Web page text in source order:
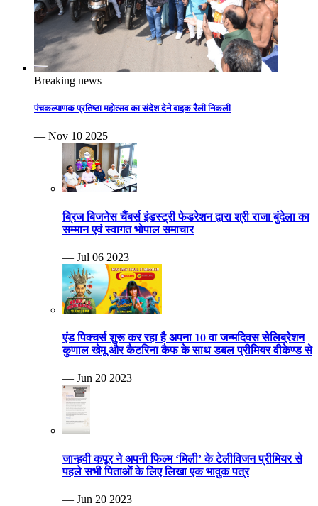
Breaking news
पंचकल्याणक प्रतिष्ठा महोत्सव का संदेश देने बाइक रैली निकली
— Nov 10 2025
ब्रिज बिजनेस चैंबर्स इंडस्ट्री फेडरेशन द्वारा श्री राजा बुंदेला का
सम्मान एवं स्वागत भोपाल समाचार
— Jul 06 2023
एंड पिक्चर्स शुरू कर रहा है अपना 10 वा जन्मदिवस सेलिब्रेशन
कुणाल खेमू और कैटरिना कैफ के साथ डबल प्रीमियर वीकेण्ड से
— Jun 20 2023
जान्हवी कपूर ने अपनी फिल्म ‘मिली’ के टेलीविजन प्रीमियर से
पहले सभी पिताओं के लिए लिखा एक भावुक पत्र
— Jun 20 2023